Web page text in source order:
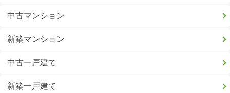
中古マンション
新築マンション
中古一戸建て
新築一戸建て